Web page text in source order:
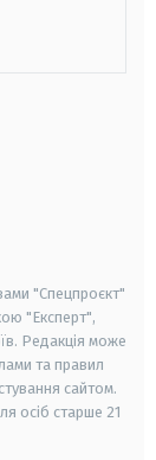
"Спецпроєкт"
"Експерт",
Редакція може
та правил
сайтом.
осіб старше 21